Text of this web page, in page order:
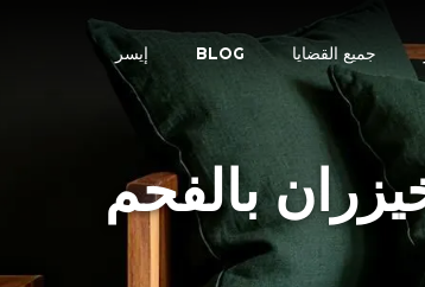
جميع القضايا BLOG إيسر
بالفحم